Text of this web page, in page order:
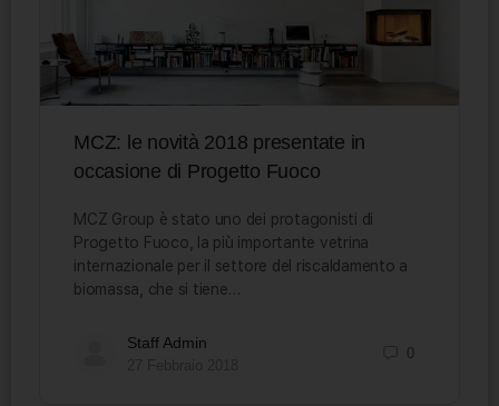
MCZ: le novità 2018 presentate in
occasione di Progetto Fuoco
MCZ Group è stato uno dei protagonisti di
Progetto Fuoco, la più importante vetrina
internazionale per il settore del riscaldamento a
biomassa, che si tiene…
Staff Admin
0